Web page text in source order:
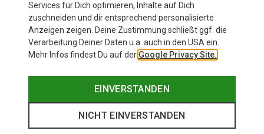
Services für Dich optimieren, Inhalte auf Dich
zuschneiden und dir entsprechend personalisierte
Anzeigen zeigen. Deine Zustimmung schließt ggf. die
Verarbeitung Deiner Daten u.a. auch in den USA ein.
Mehr Infos findest Du auf der Google Privacy Site.
EINVERSTANDEN
NICHT EINVERSTANDEN